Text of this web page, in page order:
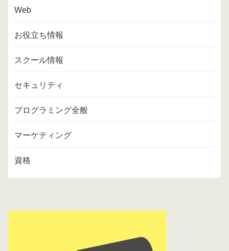
Web
お役立ち情報
スクール情報
セキュリティ
プログラミング全般
マーケティング
資格